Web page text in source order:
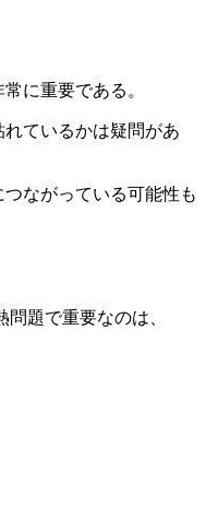
に重要である。
ているかは疑問があ
ながっている可能性も
題で重要なのは、